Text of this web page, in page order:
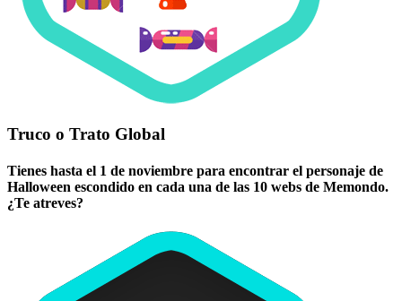
Truco o Trato Global
Tienes hasta el 1 de noviembre para encontrar el personaje de
Halloween escondido en cada una de las 10 webs de Memondo.
¿Te atreves?